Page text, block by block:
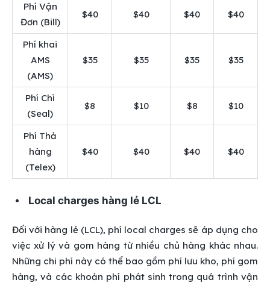
Phí Vận
Đơn (Bill)
$40 $40 $40 $40
Phí khai
AMS
(AMS)
$35 $35 $35 $35
Phí Chì
(Seal)
$8 $10 $8 $10
Phí Thả
hàng
(Telex)
$40 $40 $40 $40
Local charges hàng lẻ LCL
Đối với hàng lẻ (LCL), phí local charges sẽ áp dụng cho
việc xử lý và gom hàng từ nhiều chủ hàng khác nhau.
Những chi phí này có thể bao gồm phí lưu kho, phí gom
hàng, và các khoản phí phát sinh trong quá trình vận